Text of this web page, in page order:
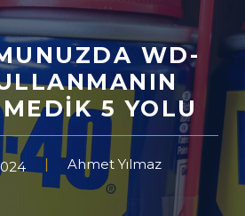
WD-
5 YOLU
Ahmet Yılmaz